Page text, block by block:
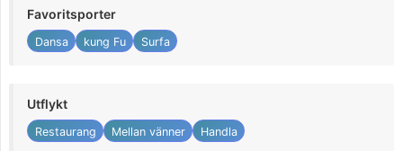
Favoritsporter
Dansa kung Fu Surfa
Utflykt
Restaurang Mellan vänner Handla